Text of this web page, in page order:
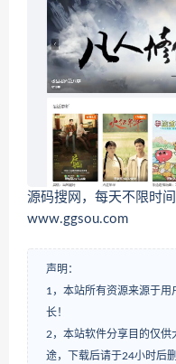
源码搜网，每天不限时
www.ggsou.com
声明：
1，本站所有资源来源于
长！
2，本站软件分享目的仅供
途，下载后请于24小时后